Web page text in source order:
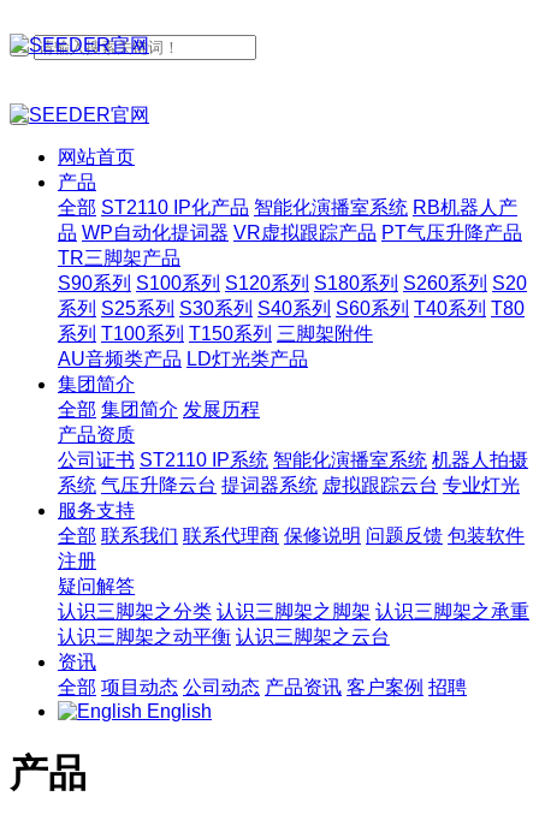
网站首页
产品
全部 ST2110 IP化产品 智能化演播室系统 RB机器人产
品 WP自动化提词器 VR虚拟跟踪产品 PT气压升降产品
TR三脚架产品
S90系列 S100系列 S120系列 S180系列 S260系列 S20
系列 S25系列 S30系列 S40系列 S60系列 T40系列 T80
系列 T100系列 T150系列 三脚架附件
AU音频类产品 LD灯光类产品
集团简介
全部 集团简介 发展历程
产品资质
公司证书 ST2110 IP系统 智能化演播室系统 机器人拍摄
系统 气压升降云台 提词器系统 虚拟跟踪云台 专业灯光
服务支持
全部 联系我们 联系代理商 保修说明 问题反馈 包装软件
注册
疑问解答
认识三脚架之分类 认识三脚架之脚架 认识三脚架之承重
认识三脚架之动平衡 认识三脚架之云台
资讯
全部 项目动态 公司动态 产品资讯 客户案例 招聘
English
产品